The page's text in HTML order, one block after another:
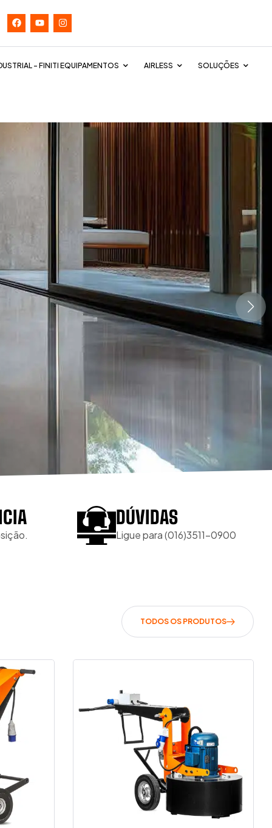
– FINITI EQUIPAMENTOS AIRLESS SOLUÇÕES
DÚVIDAS
Ligue para (016)3511-0900
TODOS OS PRODUTOS